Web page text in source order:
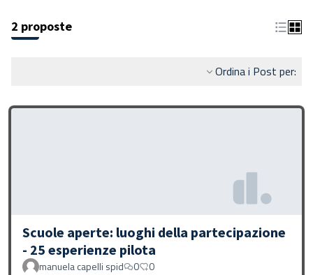
2 proposte
Ordina i Post per:
Scuole aperte: luoghi della partecipazione
- 25 esperienze pilota
manuela capelli spid 0 0